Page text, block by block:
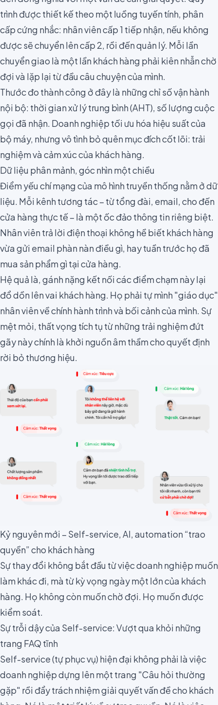
trình được thiết kế theo một luồng tuyến tính, phân
cấp cứng nhắc: nhân viên cấp 1 tiếp nhận, nếu không
được sẽ chuyển lên cấp 2, rồi đến quản lý. Mỗi lần
chuyển giao là một lần khách hàng phải kiên nhẫn chờ
đợi và lặp lại từ đầu câu chuyện của mình.
Thước đo thành công ở đây là những chỉ số vận hành
nội bộ: thời gian xử lý trung bình (AHT), số lượng cuộc
gọi đã nhận. Doanh nghiệp tối ưu hóa hiệu suất của
bộ máy, nhưng vô tình bỏ quên mục đích cốt lõi: trải
nghiệm và cảm xúc của khách hàng.
Dữ liệu phân mảnh, góc nhìn một chiều
Điểm yếu chí mạng của mô hình truyền thống nằm ở dữ
liệu. Mỗi kênh tương tác – từ tổng đài, email, cho đến
cửa hàng thực tế – là một ốc đảo thông tin riêng biệt.
Nhân viên trả lời điện thoại không hề biết khách hàng
vừa gửi email phàn nàn điều gì, hay tuần trước họ đã
mua sản phẩm gì tại cửa hàng.
Hệ quả là, gánh nặng kết nối các điểm chạm này lại
đổ dồn lên vai khách hàng. Họ phải tự mình "giáo dục"
nhân viên về chính hành trình và bối cảnh của mình. Sự
mệt mỏi, thất vọng tích tụ từ những trải nghiệm đứt
gãy này chính là khởi nguồn âm thầm cho quyết định
rời bỏ thương hiệu.
Kỷ nguyên mới – Self-service, AI, automation “trao
quyền” cho khách hàng
Sự thay đổi không bắt đầu từ việc doanh nghiệp muốn
làm khác đi, mà từ kỳ vọng ngày một lớn của khách
hàng. Họ không còn muốn chờ đợi. Họ muốn được
kiểm soát.
Sự trỗi dậy của Self-service: Vượt qua khỏi những
trang FAQ tĩnh
Self-service (tự phục vụ) hiện đại không phải là việc
doanh nghiệp dựng lên một trang "Câu hỏi thường
gặp" rồi đẩy trách nhiệm giải quyết vấn đề cho khách